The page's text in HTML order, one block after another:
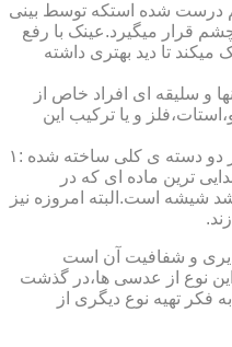
درست شده استکه توسط بینی
قرار میگیرد.عینک با رفع
تا دید بهتری داشته
و سلیقه ای افراد خاص از
و یا ترکیب این
عدسی یا لنز :جنس عدسی عینکها از دو دسته ی کلی ساخته شده :۱
ترین ماده ای که در
شیشه است.البته امروزه نیز
و شفافیت آن است
نوع از عدسی ها،در گذشت
تهیه نوع دیگری از